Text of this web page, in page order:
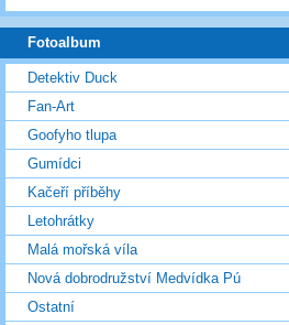
Fotoalbum
Detektiv Duck
Fan-Art
Goofyho tlupa
Gumídci
Kačeří příběhy
Letohrátky
Malá mořská víla
Nová dobrodružství Medvídka Pú
Ostatní